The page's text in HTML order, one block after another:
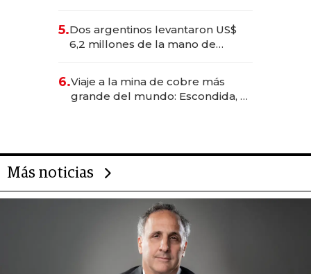
para convertirse en experiencias
transformadoras
5.Dos argentinos levantaron US$
6,2 millones de la mano de
6.Viaje a la mina de cobre más
grande del mundo: Escondida, el
Más noticias